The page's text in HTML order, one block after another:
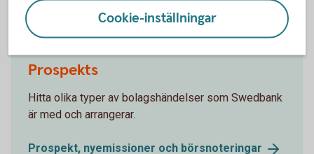
Prospekts
Hitta olika typer av bolagshändelser som Swedbank
är med och arrangerar.
Prospekt, nyemissioner och börsnoteringar
Cookie-inställningar